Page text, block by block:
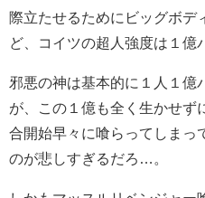
際立たせるためにビッグボデ
ど、コイツの超人強度は１億
邪悪の神は基本的に１人１億
が、この１億も全く生かせず
合開始早々に喰らってしまっ
のが悲しすぎるだろ…。